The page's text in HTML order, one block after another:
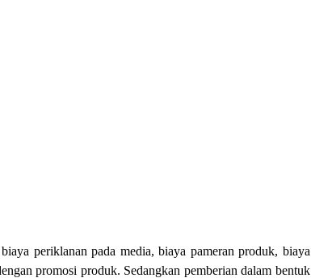
periklanan pada media, biaya pameran produk, biaya
promosi produk. Sedangkan pemberian dalam bentuk